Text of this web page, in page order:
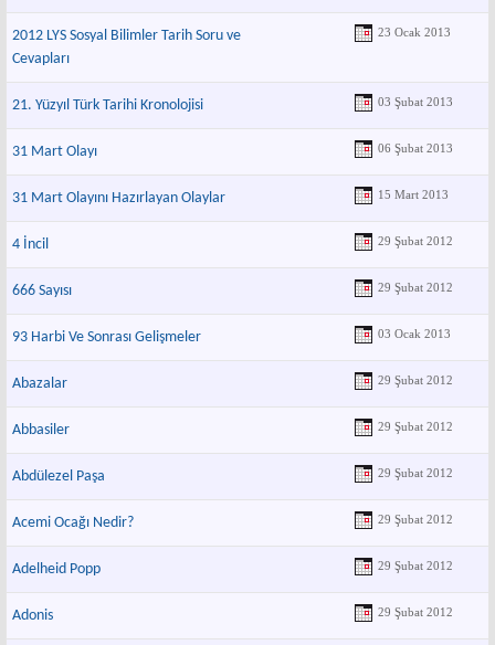
2012 LYS Sosyal Bilimler Tarih Soru ve
Cevapları
23 Ocak 2013
21. Yüzyıl Türk Tarihi Kronolojisi 03 Şubat 2013
31 Mart Olayı 06 Şubat 2013
31 Mart Olayını Hazırlayan Olaylar 15 Mart 2013
4 İncil 29 Şubat 2012
666 Sayısı 29 Şubat 2012
93 Harbi Ve Sonrası Gelişmeler 03 Ocak 2013
Abazalar 29 Şubat 2012
Abbasiler 29 Şubat 2012
Abdülezel Paşa 29 Şubat 2012
Acemi Ocağı Nedir? 29 Şubat 2012
Adelheid Popp 29 Şubat 2012
Adonis 29 Şubat 2012